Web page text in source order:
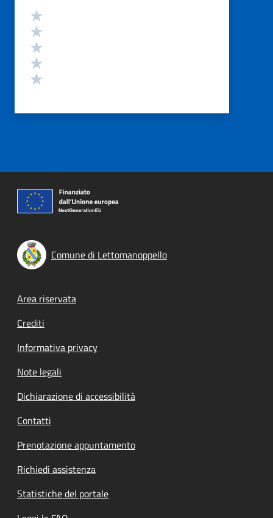
Valutazione
Comune di Lettomanoppello
Footer menu
Area riservata
Crediti
Informativa privacy
Note legali
Dichiarazione di accessibilità
Contatti
Prenotazione appuntamento
Richiedi assistenza
Statistiche del portale